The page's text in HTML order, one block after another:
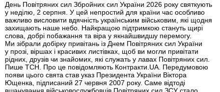
День Повітряних сил Збройних сил України 2026 року святкують
у неділю, 2 серпня. У цей непростий для країни час особливо
важливо висловити вдячність українським військовим, які щодня
захищають наше небо. Найкращою підтримкою стануть щирі
слова, добрі побажання та віра у якнайшвидшу перемогу.
Ми зібрали добірку привітань із Днем Повітряних сил України
у прозі, віршах і красивих листівках, щоб ви могли привітати
рідних, друзів чи знайомих, які служать у лавах Повітряних сил.
Пише ТСН. Про це повідомляють Контракти.UA. Передумовою
появи цього свята став указ Президента України Віктора
Ющенка, підписаний 27 червня 2007 року. Саме відтоді